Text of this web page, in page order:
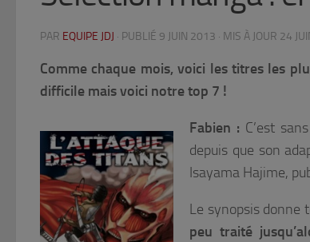
PAR EQUIPE JDJ · PUBLIÉ 9 JUIN 2013 · MIS À JOUR 24
Comme chaque mois, voici les titres les
difficile mais voici notre top 7 !
Fabien : C’est
depuis que son
Isayama Hajime,
Le synopsis donne
peu traité